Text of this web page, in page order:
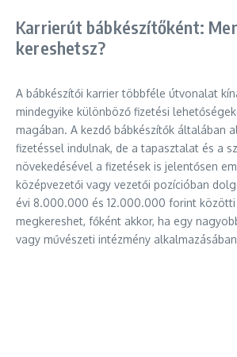
Karrierút bábkészítőként:
kereshetsz?
A bábkészítői karrier többféle útvonalat
mindegyike különböző fizetési
magában. A kezdő bábkészítők általában
fizetéssel indulnak, de a tapasztalat és a
növekedésével a fizetések is jelentősen
középvezetői vagy vezetői pozícióban
évi 8.000.000 és 12.000.000 forint
megkereshet, főként akkor, ha egy
vagy művészeti intézmény